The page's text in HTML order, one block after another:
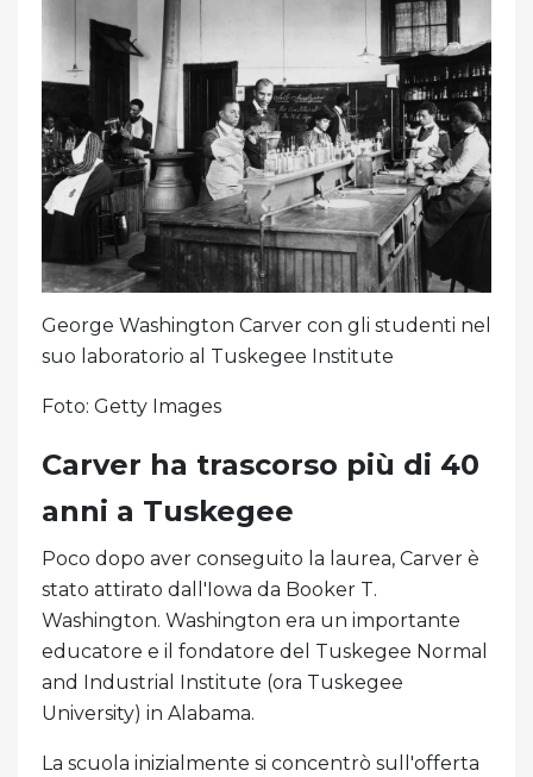
George Washington Carver con gli studenti nel
suo laboratorio al Tuskegee Institute
Foto: Getty Images
Carver ha trascorso più di 40
anni a Tuskegee
Poco dopo aver conseguito la laurea, Carver è
stato attirato dall'Iowa da Booker T.
Washington. Washington era un importante
educatore e il fondatore del Tuskegee Normal
and Industrial Institute (ora Tuskegee
University) in Alabama.
La scuola inizialmente si concentrò sull'offerta